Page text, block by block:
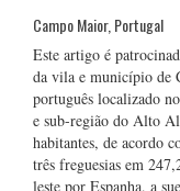
Campo Maior, Portugal
Este artigo é
da vila e município de
português localizado
e sub-região do Alto
habitantes, de acordo
três freguesias em
leste por Espanha, a